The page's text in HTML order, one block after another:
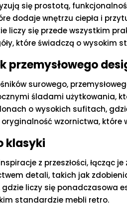
się prostotą,
dodaje wnętrzu ciepła i
liczy się przede wszystkim
które świadczą o wysokim
przemysłowego
surowego,
śladami użytkowania,
o wysokich sufitach,
wzornictwa,
klasyki
z przeszłości, łącząc
detali, takich jak
liczy się ponadczasowa
standardzie mebli retro.